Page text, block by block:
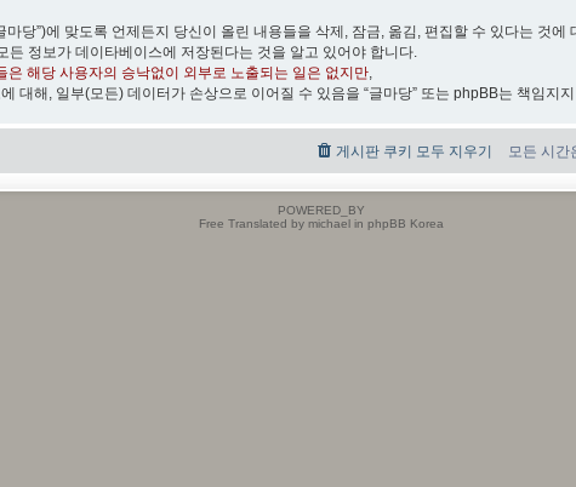
마당”)에 맞도록 언제든지 당신이 올린 내용들을 삭제, 잠금, 옮김, 편집할 수 있다는 것에
든 정보가 데이타베이스에 저장된다는 것을 알고 있어야 합니다.
은 해당 사용자의 승낙없이 외부로 노출되는 일은 없지만,
대해, 일부(모든) 데이터가 손상으로 이어질 수 있음을 “글마당” 또는 phpBB는 책임지
모든 시간
게시판 쿠키 모두 지우기
POWERED_BY
Free Translated by michael in phpBB Korea